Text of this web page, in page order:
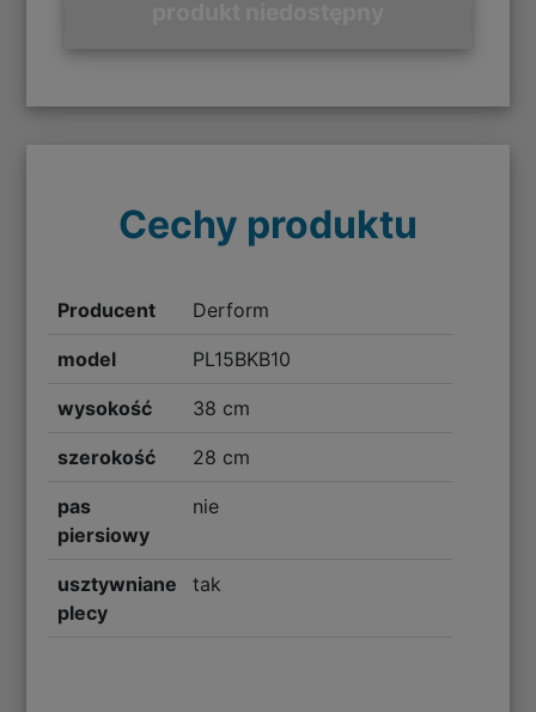
Cechy produktu
Producent Derform
model PL15BKB10
wysokość 38 cm
szerokość 28 cm
pas
piersiowy
nie
usztywniane
plecy
tak